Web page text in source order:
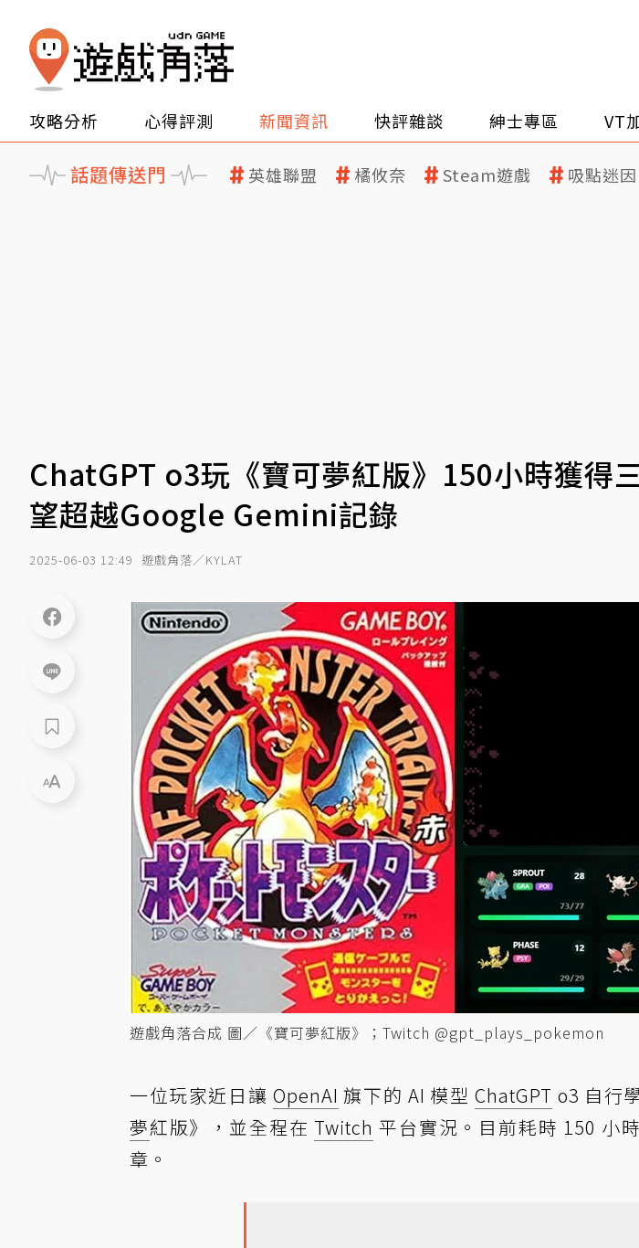
攻略分析 心得評測 新聞資訊 快評雜談 紳士專區 VT
話題傳送門 英雄聯盟 橘攸奈 Steam遊戲 吸點迷因
ChatGPT o3玩《寶可夢紅版》150小時獲得
望超越Google Gemini記錄
2025-06-03 12:49 遊戲角落／KYLAT
遊戲角落合成 圖／《寶可夢紅版》；Twitch @gpt_plays_pokemon
一位玩家近日讓 OpenAI 旗下的 AI 模型ChatGPT o3 自行
夢紅版》，並全程在 Twitch 平台實況。目前耗時 150 小
章。